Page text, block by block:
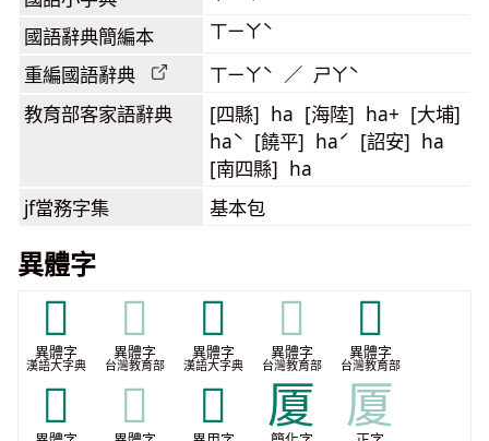
國語辭典簡編本 ㄒㄧㄚˋ
重編國語辭典 ㄒㄧㄚˋ ／ ㄕㄚˋ
教育部客家語辭典
[四縣] ha [海陸] ha+ [大埔]
haˋ [饒平] haˊ [詔安] ha
[南四縣] ha
jf當務字集 基本包
異體字
𢇗
異體字
漢語大字典
𢇗
異體字
台灣教育部
𢌂
異體字
漢語大字典
𢌂
異體字
台灣教育部
𢌉
異體字
台灣教育部
𤹉 𤹉 𭕥 厦 厦